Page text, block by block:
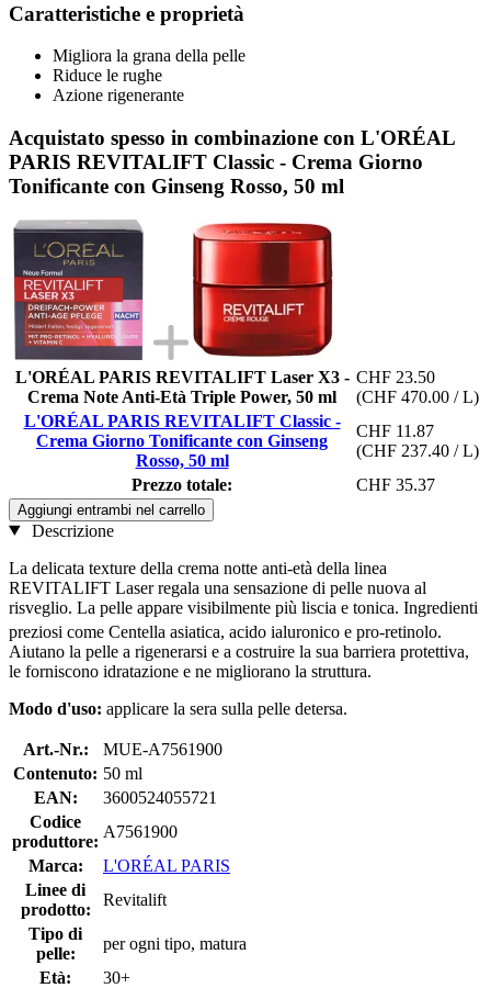
Caratteristiche e proprietà
Migliora la grana della pelle
Riduce le rughe
Azione rigenerante
Acquistato spesso in combinazione con L'ORÉAL
PARIS REVITALIFT Classic - Crema Giorno
Tonificante con Ginseng Rosso, 50 ml
L'ORÉAL PARIS REVITALIFT Laser X3 -
Crema Note Anti-Età Triple Power, 50 ml
CHF 23.50
(CHF 470.00 / L)
L'ORÉAL PARIS REVITALIFT Classic -
Crema Giorno Tonificante con Ginseng
Rosso, 50 ml
CHF 11.87
(CHF 237.40 / L)
Prezzo totale:
CHF 35.37
Aggiungi entrambi nel carrello
Descrizione
La delicata texture della crema notte anti-età della linea
REVITALIFT Laser regala una sensazione di pelle nuova al
risveglio. La pelle appare visibilmente più liscia e tonica. Ingredienti
preziosi come Centella asiatica, acido ialuronico e pro-retinolo.
Aiutano la pelle a rigenerarsi e a costruire la sua barriera protettiva,
le forniscono idratazione e ne migliorano la struttura.
Modo d'uso: applicare la sera sulla pelle detersa.
Art.-Nr.:
MUE-A7561900
Contenuto: 50 ml
EAN:
3600524055721
Codice
produttore:
A7561900
Marca:
L'ORÉAL PARIS
Linee di
prodotto:
Revitalift
Tipo di
pelle:
per ogni tipo, matura
Età:
30+